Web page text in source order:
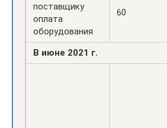
поставщику
оплата
оборудования
60
В июне 2021 г.